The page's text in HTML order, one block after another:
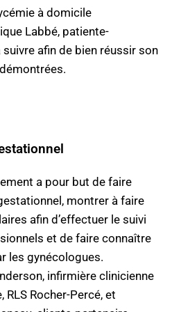
à domicile
Labbé, patiente-
afin de bien réussir son
a pour but de faire
montrer à faire
afin d’effectuer le suivi
et de faire connaître
les gynécologues.
infirmière clinicienne
RLS Rocher-Percé, et